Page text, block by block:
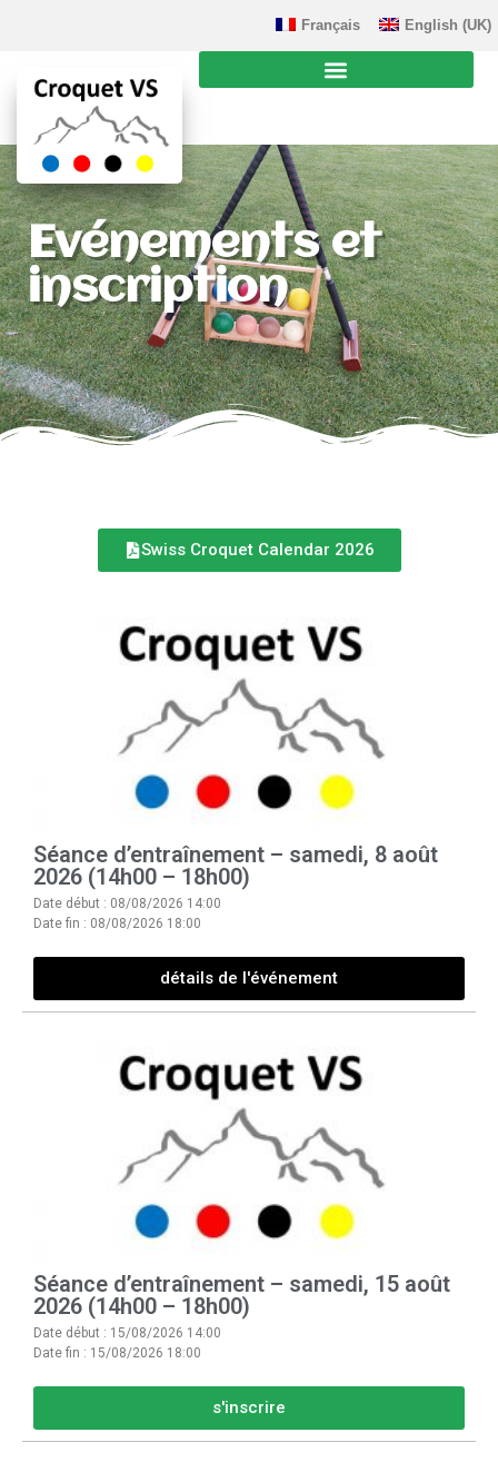
Français English (UK)
Evénements et
inscription
Swiss Croquet Calendar 2026
Séance d’entraînement – samedi, 8 août
2026 (14h00 – 18h00)
Date début : 08/08/2026 14:00
Date fin : 08/08/2026 18:00
détails de l'événement
Séance d’entraînement – samedi, 15 août
2026 (14h00 – 18h00)
Date début : 15/08/2026 14:00
Date fin : 15/08/2026 18:00
s'inscrire